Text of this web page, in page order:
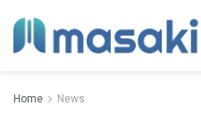
Home News